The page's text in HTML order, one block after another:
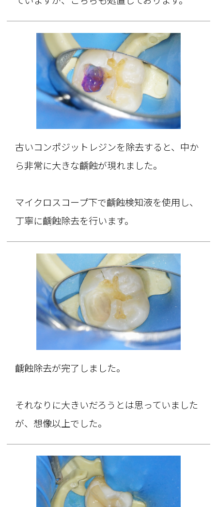
古いコンポジットレジンを除去すると、中か
ら非常に大きな齲蝕が現れました。
マイクロスコープ下で齲蝕検知液を使用し、
丁寧に齲蝕除去を行います。
齲蝕除去が完了しました。
それなりに大きいだろうとは思っていました
が、想像以上でした。